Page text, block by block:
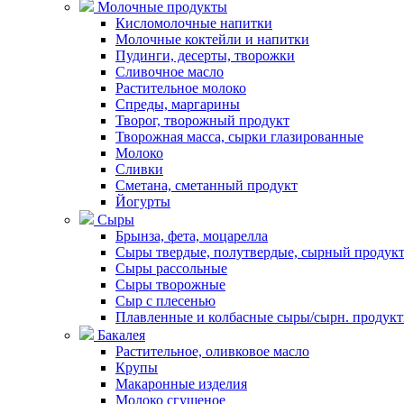
Молочные продукты
Кисломолочные напитки
Молочные коктейли и напитки
Пудинги, десерты, творожки
Сливочное масло
Растительное молоко
Спреды, маргарины
Творог, творожный продукт
Творожная масса, сырки глазированные
Молоко
Сливки
Сметана, сметанный продукт
Йогурты
Сыры
Брынза, фета, моцарелла
Сыры твердые, полутвердые, сырный продукт
Сыры рассольные
Сыры творожные
Сыр с плесенью
Плавленные и колбасные сыры/сырн.
Бакалея
Растительное, оливковое масло
Крупы
Макаронные изделия
Молоко сгущеное